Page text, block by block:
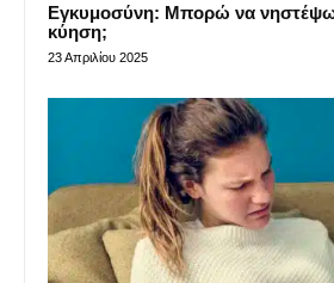
Εγκυμοσύνη: Μπορώ να νηστέψω
κύηση;
23 Απριλίου 2025